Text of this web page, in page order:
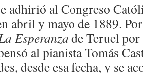
adhirió al Congreso
abril y mayo de 1889. Por
Esperanza de Teruel por
al pianista Tomás
desde esa fecha, y se